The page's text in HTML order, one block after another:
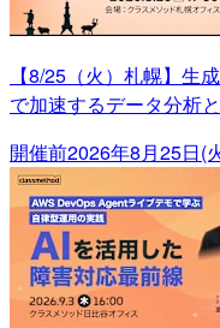
【8/25（火）札幌】生
で加速するデータ分析
開催前2026年8月25日(